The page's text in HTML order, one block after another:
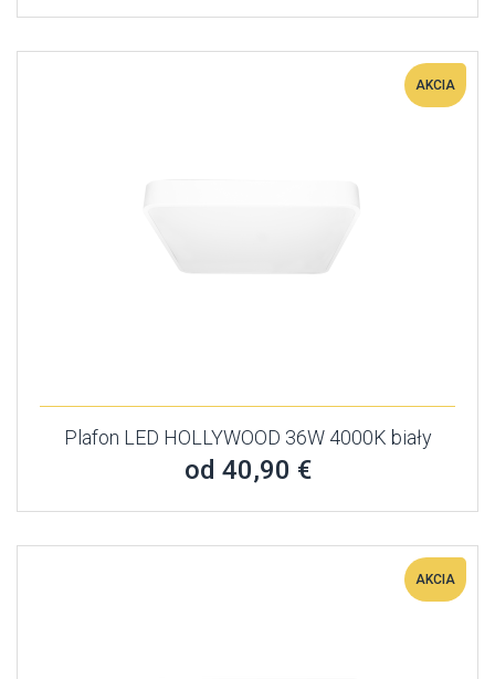
AKCIA
Plafon LED HOLLYWOOD 36W 4000K biały
od 40,90 €
AKCIA